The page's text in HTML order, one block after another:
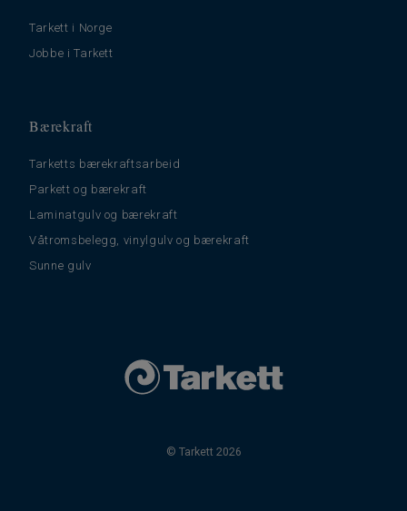
Tarkett i Norge
Jobbe i Tarkett
Bærekraft
Tarketts bærekraftsarbeid
Parkett og bærekraft
Laminatgulv og bærekraft
Våtromsbelegg, vinylgulv og bærekraft
Sunne gulv
© Tarkett 2026